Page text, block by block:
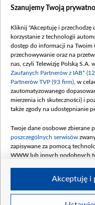
Dofinansowanie
(wpłata
mln, listopad
Data
(wpłata
Data
kwiecień 180
czerwca 90 mln)
4 sierpnia 250
Szanujemy Twoją
Kliknij "Akceptuję i przechodzę
korzystanie z technologii
dostęp do informacji na Twoim
przechowywanie oraz na
nas, czyli Telewizję Polską S.A.
Zaufanych Partnerów z IAB*
Partnerów TVP (93 firm) , w
zautomatyzowanego
mierzenia ich skuteczności) i
także zgody na udostępnianie
Twoje dane osobowe zbierane
poszczególnych serwisów
zapisywane za pomocą
WWW lub innych podobnych
Twoje dane osobowe zbierane
Akceptuję i